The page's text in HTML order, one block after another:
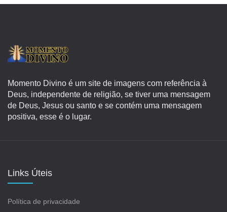
Momento Divino é um site de imagens com referência à
Deus, independente de religião, se tiver uma mensagem
de Deus, Jesus ou santo e se contém uma mensagem
positiva, esse é o lugar.
Links Úteis
Política de privacidade